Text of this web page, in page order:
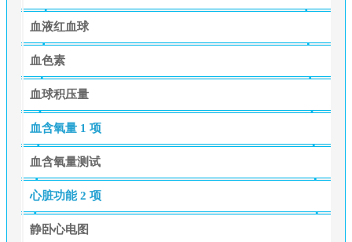
血液红血球
血色素
血球积压量
血含氧量 1 项
血含氧量测试
心脏功能 2 项
静卧心电图